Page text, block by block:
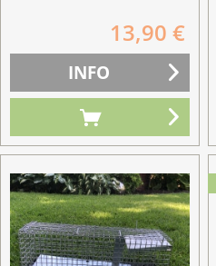
13,90 €
INFO